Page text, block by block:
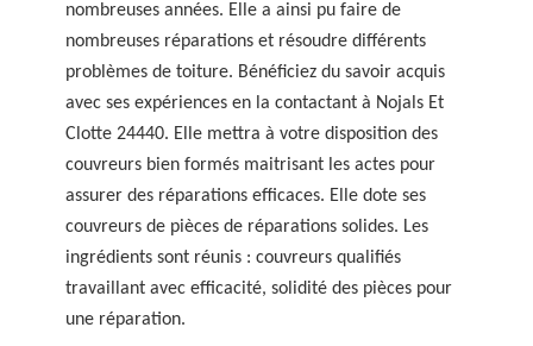
nombreuses années. Elle a ainsi pu faire de
nombreuses réparations et résoudre différents
problèmes de toiture. Bénéficiez du savoir acquis
avec ses expériences en la contactant à Nojals Et
Clotte 24440. Elle mettra à votre disposition des
couvreurs bien formés maitrisant les actes pour
assurer des réparations efficaces. Elle dote ses
couvreurs de pièces de réparations solides. Les
ingrédients sont réunis : couvreurs qualifiés
travaillant avec efficacité, solidité des pièces pour
une réparation.